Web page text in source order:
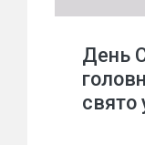
День
свято